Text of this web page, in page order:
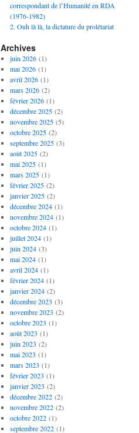
correspondant de l’Humanité en RDA
(1976-1982)
2. Ouh là là, la dictature du prolétariat
Archives
juin 2026(1)
mai 2026(1)
avril 2026(1)
mars 2026(2)
février 2026(1)
décembre 2025(2)
novembre 2025(5)
octobre 2025(2)
septembre 2025(3)
août 2025(2)
mai 2025(1)
mars 2025(1)
février 2025(2)
janvier 2025(2)
décembre 2024(1)
novembre 2024(1)
octobre 2024(1)
juillet 2024(1)
juin 2024(3)
mai 2024(1)
avril 2024(1)
février 2024(1)
janvier 2024(2)
décembre 2023 (3)
novembre 2023 (2)
octobre 2023 (1)
août 2023 (1)
juin 2023 (2)
mai 2023 (1)
mars 2023 (1)
février 2023 (1)
janvier 2023 (2)
décembre 2022(2)
novembre 2022(2)
octobre 2022(1)
septembre 2022(1)